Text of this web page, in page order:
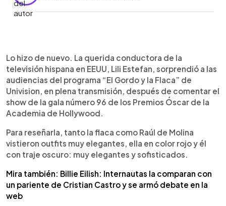
Escuchar artículo
Lo hizo de nuevo. La querida conductora de la
televisión hispana en EEUU, Lili Estefan, sorprendió a las
audiencias del programa “El Gordo y la Flaca” de
Univision, en plena transmisión, después de comentar el
show de la gala número 96 de los Premios Óscar de la
Academia de Hollywood.
Para reseñarla, tanto la flaca como Raúl de Molina
vistieron outfits muy elegantes, ella en color rojo y él
con traje oscuro: muy elegantes y sofisticados.
Mira también: Billie Eilish: Internautas la comparan con
un pariente de Cristian Castro y se armó debate en la
web